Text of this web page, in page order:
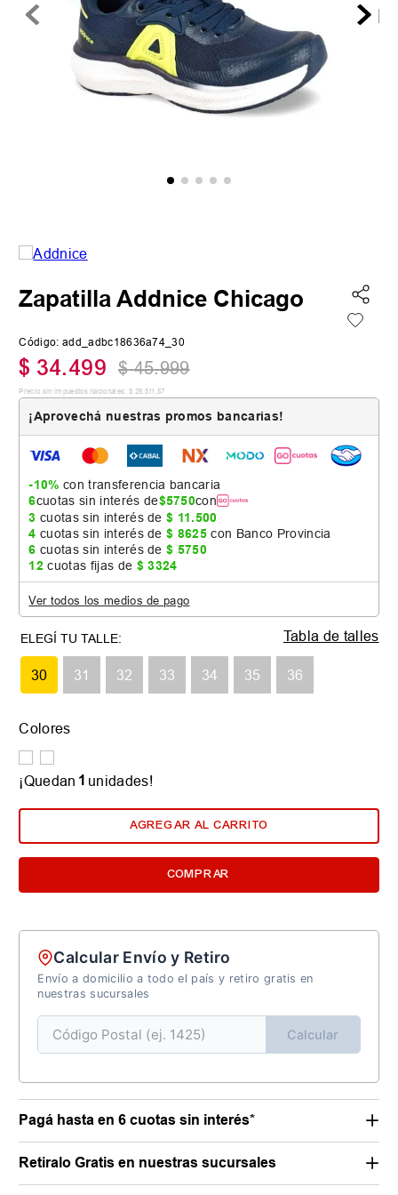
Zapatilla Addnice Chicago
Código: add_adbc18636a74_30
$ 34.499 $ 45.999
Precio sin impuestos nacionales: $ 28 511 57
¡Aprovechá nuestras promos bancarias!
-10% con transferencia bancaria
6cuotas sin interés de$5750con
3 cuotas sin interés de$ 11.500
4 cuotas sin interés de$ 8625 con Banco Provincia
6 cuotas sin interés de$ 5750
12 cuotas fijas de $ 3324
Ver todos los medios de pago
30 31 32 33 34 35 36
Tabla de talles
Colores
¡Quedan 1 unidades!
AGREGAR AL CARRITO
COMPRAR
Calcular Envío y Retiro
Envío a domicilio a todo el país y retiro gratis en
nuestras sucursales
Calcular
Pagá hasta en 6 cuotas sin interés*
Retiralo Gratis en nuestras sucursales